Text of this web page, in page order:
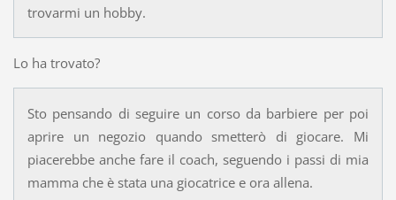
trovarmi un hobby.
Lo ha trovato?
Sto pensando di seguire un corso da barbiere per poi
aprire un negozio quando smetterò di giocare. Mi
piacerebbe anche fare il coach, seguendo i passi di mia
mamma che è stata una giocatrice e ora allena.